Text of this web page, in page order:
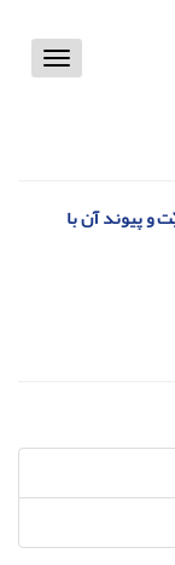
Toggle
و پیوند آن با